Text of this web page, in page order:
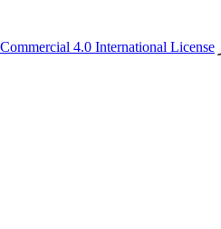
4.0 International License